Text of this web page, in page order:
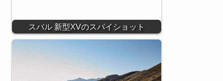
スバル 新型XVのスパイショット